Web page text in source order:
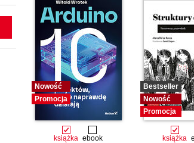
Nowość
Promocja
książka ebook
Bestseller
Nowość
Promocja
książka